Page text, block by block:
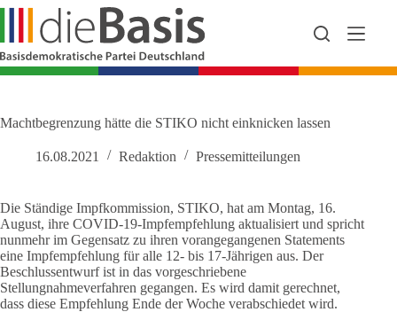
Zum
springen
Machtbegrenzung hätte die STIKO nicht einknicken lassen
16.08.2021 Redaktion Pressemitteilungen
Die Ständige Impfkommission, STIKO, hat am Montag, 16.
August, ihre COVID-19-Impfempfehlung aktualisiert und spricht
nunmehr im Gegensatz zu ihren vorangegangenen Statements
eine Impfempfehlung für alle 12- bis 17-Jährigen aus. Der
Beschlussentwurf ist in das vorgeschriebene
Stellungnahmeverfahren gegangen. Es wird damit gerechnet,
dass diese Empfehlung Ende der Woche verabschiedet wird.